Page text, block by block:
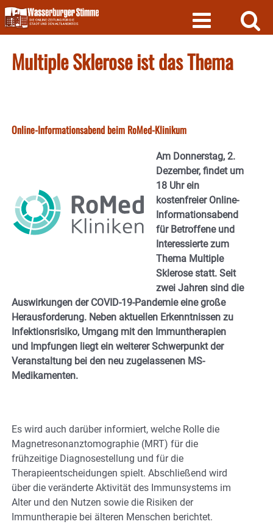
Skip
to
content
Multiple Sklerose ist das Thema
Online-Informationsabend beim RoMed-Klinikum
Am Donnerstag, 2.
Dezember, findet um
18 Uhr ein
kostenfreier Online-
Informationsabend
für Betroffene und
Interessierte zum
Thema Multiple
Sklerose statt. Seit
zwei Jahren sind die
Auswirkungen der COVID-19-Pandemie eine große
Herausforderung. Neben aktuellen Erkenntnissen zu
Infektionsrisiko, Umgang mit den Immuntherapien
und Impfungen liegt ein weiterer Schwerpunkt der
Veranstaltung bei den neu zugelassenen MS-
Medikamenten.
Es wird auch darüber informiert, welche Rolle die
Magnetresonanztomographie (MRT) für die
frühzeitige Diagnosestellung und für die
Therapieentscheidungen spielt. Abschließend wird
über die veränderte Aktivität des Immunsystems im
Alter und den Nutzen sowie die Risiken der
Immuntherapie bei älteren Menschen berichtet.